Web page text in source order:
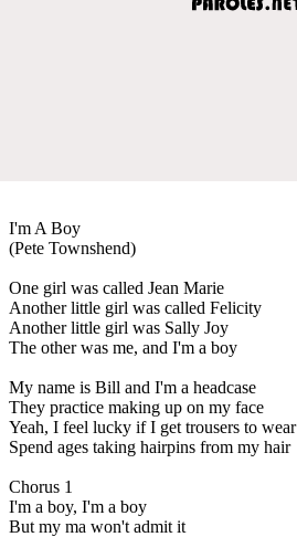
I'm A Boy
(Pete Townshend)
One girl was called Jean Marie
Another little girl was called Felicity
Another little girl was Sally Joy
The other was me, and I'm a boy
My name is Bill and I'm a headcase
They practice making up on my face
Yeah, I feel lucky if I get trousers to wear
Spend ages taking hairpins from my hair
Chorus 1
I'm a boy, I'm a boy
But my ma won't admit it